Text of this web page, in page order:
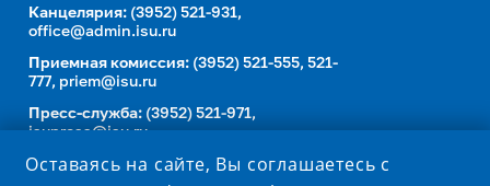
Канцелярия: (3952) 521-931,
office@admin.isu.ru
Приемная комиссия: (3952) 521-555, 521-
777, priem@isu.ru
Пресс-служба: (3952) 521-971,
isupress@isu.ru
Телефонный справочник
Оставаясь на сайте, Вы соглашаетесь с